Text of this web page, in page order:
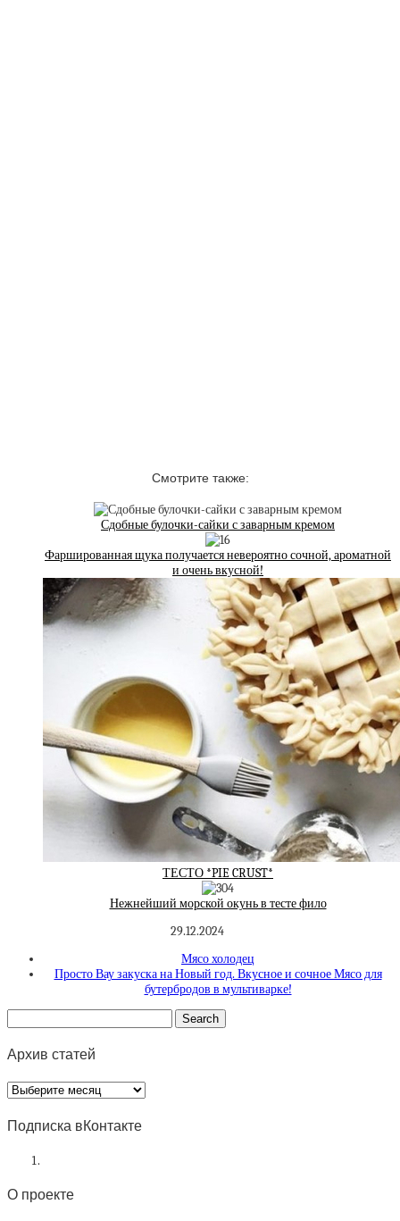
Смотрите также:
Сдобные булочки-сайки с заварным кремом
Фаршированная щука получается невероятно сочной, ароматной
и очень вкусной!
ТЕСТО *PIE CRUST*
Нежнейший морской окунь в тесте фило
29.12.2024
Мясо холодец
Просто Вау закуска на Новый год. Вкусное и сочное Мясо для
бутербродов в мультиварке!
Архив статей
Архив
статей
Подписка вКонтакте
О проекте